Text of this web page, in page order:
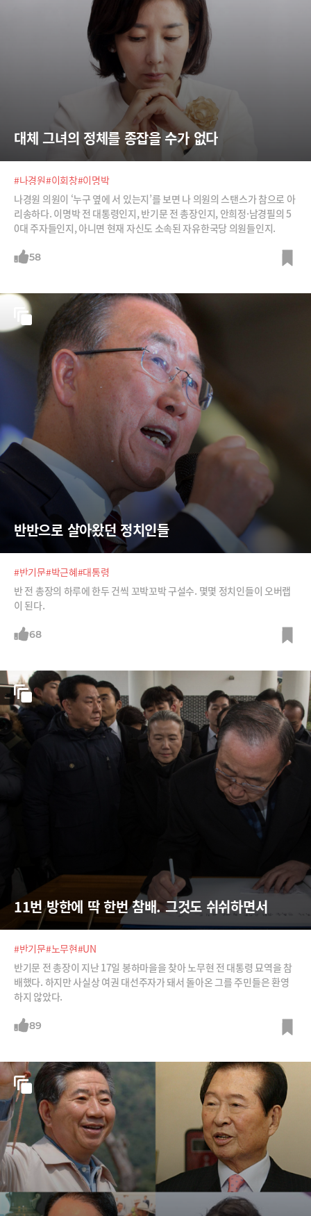
대체 그녀의 정체를 종잡을 수가 없다
#나경원#이회창#이명박
나경원 의원이 ‘누구 옆에 서 있는지’를 보면 나 의원의 스탠스가 참으로 아
리송하다. 이명박 전 대통령인지, 반기문 전 총장인지, 안희정·남경필의 5
0대 주자들인지, 아니면 현재 자신도 소속된 자유한국당 의원들인지.
58
반반으로 살아왔던 정치인들
#반기문#박근혜#대통령
반 전 총장의 하루에 한두 건씩 꼬박꼬박 구설수. 몇몇 정치인들이 오버랩
이 된다.
68
11번 방한에 딱 한번 참배. 그것도 쉬쉬하면서
#반기문#노무현#UN
반기문 전 총장이 지난 17일 봉하마을을 찾아 노무현 전 대통령 묘역을 참
배했다. 하지만 사실상 여권 대선주자가 돼서 돌아온 그를 주민들은 환영
하지 않았다.
89